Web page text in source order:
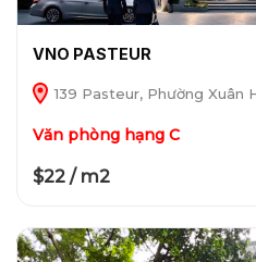
VNO PASTEUR
139 Pasteur, Phường Xuân
Văn phòng hạng C
$22 / m2